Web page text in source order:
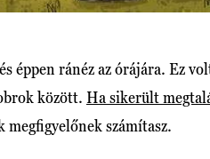
éppen ránéz az órájára. Ez
között. Ha sikerült
számítasz.